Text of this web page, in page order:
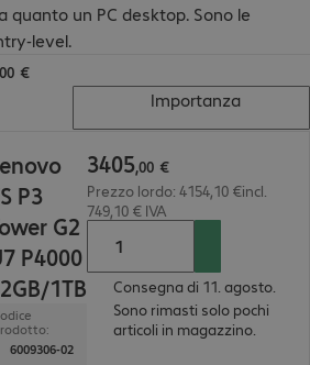
un PC desktop. Sono le
level.
00 €
€
Importanza
P3
G2
P4000
1TB
6009306-02
3405,00 €
Prezzo lordo: 4154,10 €incl.
749,10 € IVA
Consegna di 11. agosto.
Sono rimasti solo pochi
articoli in magazzino.